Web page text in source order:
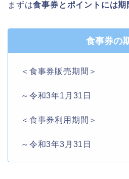
まずは食事券とポイントには期
食事券の
＜食事券販売期間＞
～令和3年1月31日
＜食事券利用期間＞
～令和3年3月31日